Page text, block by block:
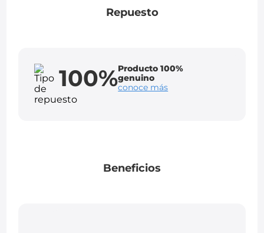
Repuesto
100%Producto 100%
genuino
conoce más
Beneficios